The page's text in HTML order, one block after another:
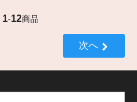
1-12商品
次へ